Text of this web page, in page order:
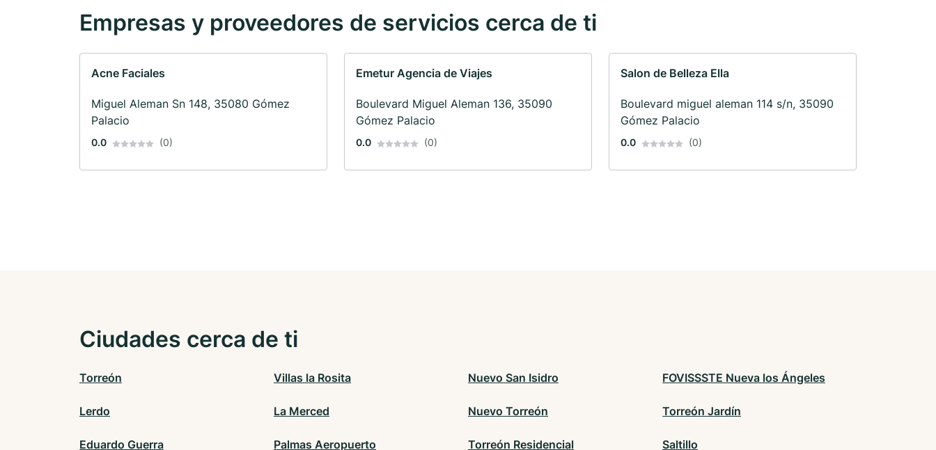
Empresas y proveedores de servicios cerca de ti
Acne Faciales
Miguel Aleman Sn 148, 35080 Gómez
Palacio
0.0 (0)
Emetur Agencia de Viajes
Boulevard Miguel Aleman 136, 35090
Gómez Palacio
0.0 (0)
Salon de Belleza Ella
Boulevard miguel aleman 114 s/n, 35090
Gómez Palacio
0.0 (0)
Ciudades cerca de ti
Torreón Villas la Rosita Nuevo San Isidro FOVISSSTE Nueva los Ángeles
Lerdo La Merced Nuevo Torreón Torreón Jardín
Eduardo Guerra Palmas Aeropuerto Torreón Residencial Saltillo